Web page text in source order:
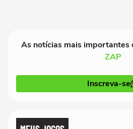
As notícias mais importantes
ZAP
Inscreva-se